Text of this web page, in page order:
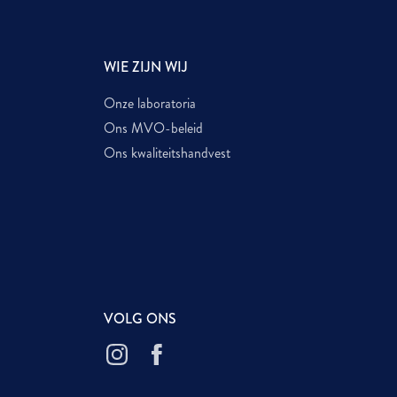
WIE ZIJN WIJ
Onze laboratoria
Ons MVO-beleid
Ons kwaliteitshandvest
VOLG ONS